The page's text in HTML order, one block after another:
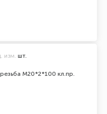
M20*2*100 кл.пр.
изм. шт.